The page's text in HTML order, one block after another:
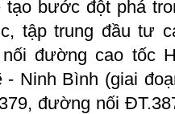
tạo bước đột phá
tập trung đầu tư
đường cao tốc
Ninh Bình (giai
đường nối